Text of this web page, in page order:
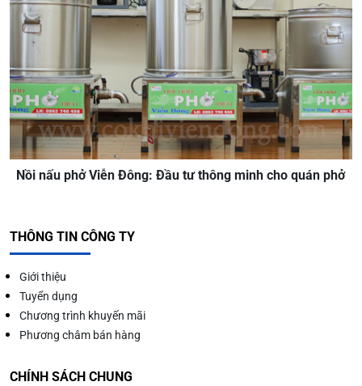
Nồi nấu phở Viễn Đông: Đầu tư thông minh cho quán phở
THÔNG TIN CÔNG TY
Giới thiệu
Tuyển dụng
Chương trình khuyến mãi
Phương châm bán hàng
CHÍNH SÁCH CHUNG